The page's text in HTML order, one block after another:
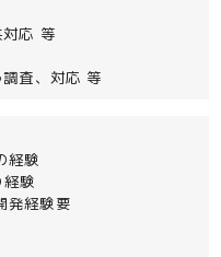
対応 等
調査、対応 等
経験
経験
発経験要